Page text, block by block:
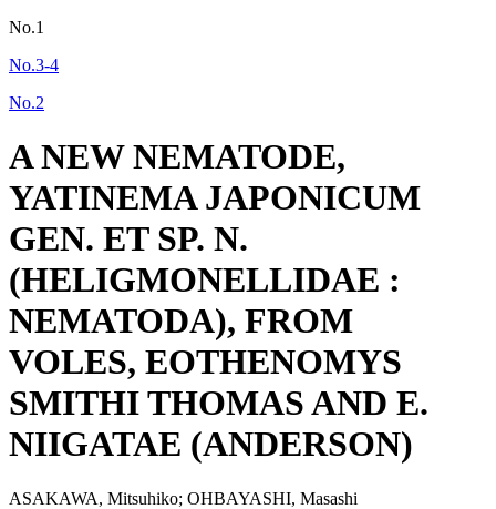
No.1
No.3-4
No.2
A NEW NEMATODE,
YATINEMA JAPONICUM
GEN. ET SP. N.
(HELIGMONELLIDAE :
NEMATODA), FROM
VOLES, EOTHENOMYS
SMITHI THOMAS AND E.
NIIGATAE (ANDERSON)
ASAKAWA, Mitsuhiko; OHBAYASHI, Masashi